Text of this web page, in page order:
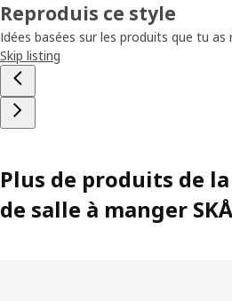
Reproduis ce style
Idées basées sur les produits que tu
Skip listing
Plus de produits de
de salle à manger